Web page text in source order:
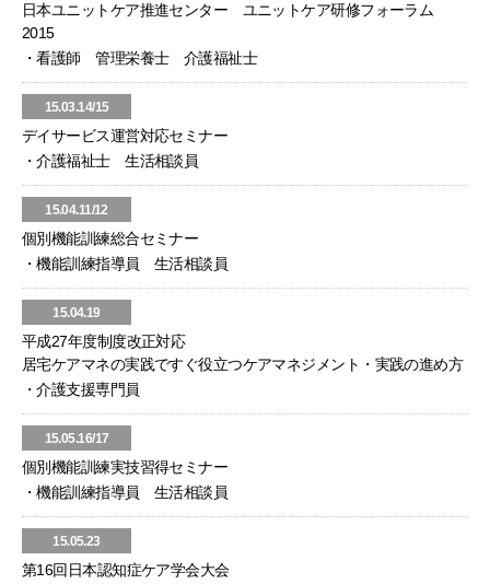
日本ユニットケア推進センター ユニットケア研修フォーラム
2015
・看護師 管理栄養士 介護福祉士
15.03.14/15
デイサービス運営対応セミナー
・介護福祉士 生活相談員
15.04.11/12
個別機能訓練総合セミナー
・機能訓練指導員 生活相談員
15.04.19
平成27年度制度改正対応
居宅ケアマネの実践ですぐ役立つケアマネジメント・実践の進め方
・介護支援専門員
15.05.16/17
個別機能訓練実技習得セミナー
・機能訓練指導員 生活相談員
15.05.23
第16回日本認知症ケア学会大会